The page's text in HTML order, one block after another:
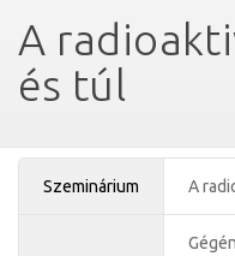
A
és túl
Szeminárium A